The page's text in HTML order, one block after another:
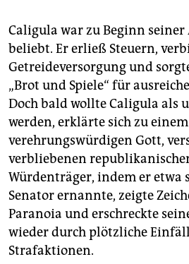
Caligula war zu Beginn
beliebt. Er erließ Steuern,
Getreideversorgung und
„Brot und Spiele“ für
Doch bald wollte Caligula als
werden, erklärte sich zu einem
verehrungswürdigen Gott,
verbliebenen
Würdenträger, indem er etwa
Senator ernannte, zeigte
Paranoia und erschreckte
wieder durch plötzliche
Strafaktionen.